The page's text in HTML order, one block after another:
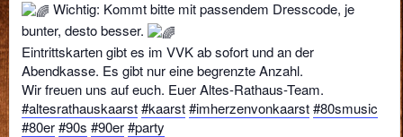
Wichtig: Kommt bitte mit passendem Dresscode, je
bunter, desto besser.
Eintrittskarten gibt es im VVK ab sofort und an der
Abendkasse. Es gibt nur eine begrenzte Anzahl.
Wir freuen uns auf euch. Euer Altes-Rathaus-Team.
#altesrathauskaarst#kaarst#imherzenvonkaarst#80smusic
#80er#90s #90er#party